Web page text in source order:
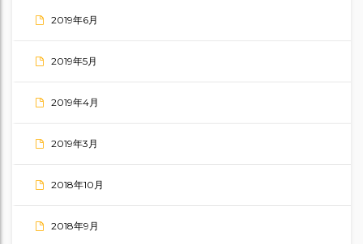
2019年6月
2019年5月
2019年4月
2019年3月
2018年10月
2018年9月